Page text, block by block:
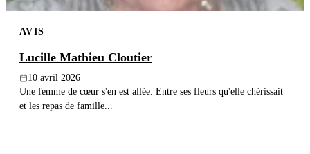
AVIS
Lucille Mathieu Cloutier
10 avril 2026
Une femme de cœur s'en est allée. Entre ses fleurs qu'elle chérissait
et les repas de famille...